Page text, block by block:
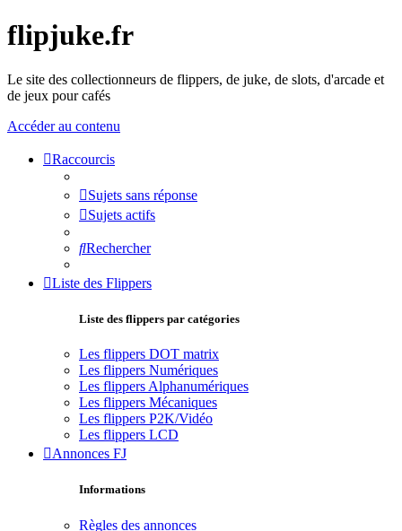
flipjuke.fr
Le site des collectionneurs de flippers, de juke, de slots, d'arcade et
de jeux pour cafés
Accéder au contenu
Raccourcis
Sujets sans réponse
Sujets actifs
Rechercher
Liste des Flippers
Liste des flippers par catégories
Les flippers DOT matrix
Les flippers Numériques
Les flippers Alphanumériques
Les flippers Mécaniques
Les flippers P2K/Vidéo
Les flippers LCD
Annonces FJ
Informations
Règles des annonces